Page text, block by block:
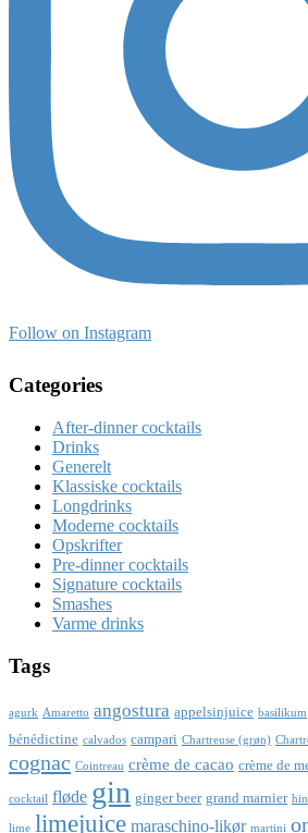
Follow on Instagram
Categories
After-dinner cocktails
Drinks
Generelt
Klassiske cocktails
Longdrinks
Moderne cocktails
Opskrifter
Pre-dinner cocktails
Signature cocktails
Smashes
Varme drinks
Tags
agurk Amaretto angostura appelsinjuice basilikum
bénédictine calvados campari Chartreuse (grøn)
cognac Cointreau crème de cacao crème de
cocktail fløde gin ginger beer grand marnier
lime limejuice maraschino-likør martini